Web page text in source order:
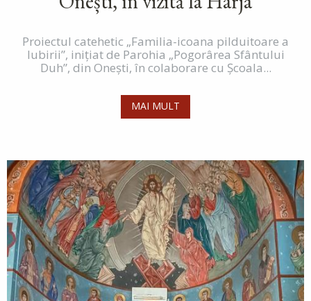
Proiectul catehetic „Familia-icoana pilduitoare a
Iubirii”, inițiat de Parohia „Pogorârea Sfântului
Duh”, din Onești, în colaborare cu Şcoala...
MAI MULT